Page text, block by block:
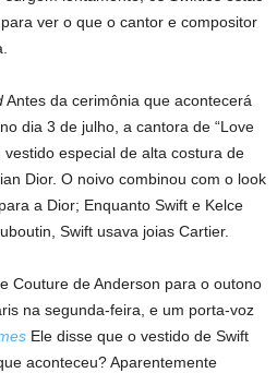
ver o que o cantor e compositor
Antes da cerimônia que acontecerá
dia 3 de julho, a cantora de “Love
especial de alta costura de
Dior. O noivo combinou com o look
a Dior; Enquanto Swift e Kelce
Swift usava joias Cartier.
Couture de Anderson para o outono
na segunda-feira, e um porta-voz
Ele disse que o vestido de Swift
aconteceu? Aparentemente